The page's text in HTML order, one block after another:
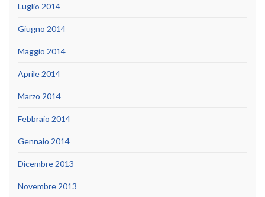
Luglio 2014
Giugno 2014
Maggio 2014
Aprile 2014
Marzo 2014
Febbraio 2014
Gennaio 2014
Dicembre 2013
Novembre 2013